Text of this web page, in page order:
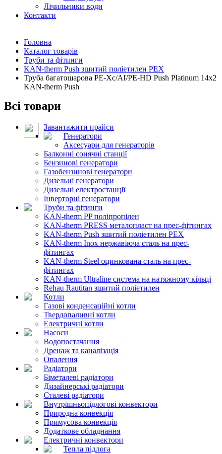
Лічильники води
Контакти
Головна
Каталог товарів
Труби та фітинги
KAN-therm Push зшитий поліетилен PEX
Труба багатошарова PE-Xc/АI/PE-HD Push Platinum 14х2
KAN-therm Push
Всі товари
Завантажити прайси
Генератори
Аксесуари для генераторів
Балконні сонячні станції
Бензинові генератори
Газобензинові генератори
Дизельні генератори
Дизельні електростанції
Інверторні генератори
Труби та фітинги
KAN-therm PP поліпропілен
KAN-therm PRESS металопласт на прес-фітингах
KAN-therm Push зшитий поліетилен PEX
KAN-therm Inox нержавіюча сталь на прес-
фітингах
KAN-therm Steel оцинкована сталь на прес-
фітингах
KAN-therm Ultraline система на натяжному кільці
Rehau Rautitan зшитий поліетилен
Котли
Газові конденсаційні котли
Твердопаливні котли
Електричні котли
Насоси
Водопостачання
Дренаж та каналізація
Опалення
Радіатори
Біметалеві радіатори
Дизайнерські радіатори
Сталеві радіатори
Внутрішньопідлогові конвектори
Природна конвекція
Примусова конвекція
Додаткове обладнання
Електричні конвектори
Тепла підлога